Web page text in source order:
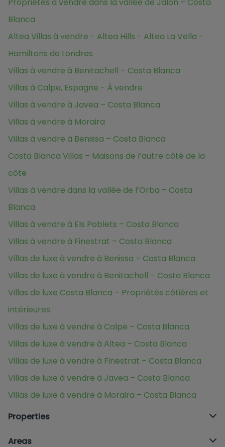
Blanca
Altea Villas à vendre - Altea Hills - Altea La Vella -
Hamiltons de Londres
Villas à vendre à Benitachell – Costa Blanca
Villas à Calpe, Espagne - À vendre
Villas à vendre à Javea – Costa Blanca
Villas à vendre à Moraira
Villas à vendre à Benissa – Costa Blanca
Costa Blanca Villas – Maisons de l’autre côté de la
côte
Villas à vendre dans la vallée de l’Orba – Costa
Blanca
Villas à vendre à Els Poblets – Costa Blanca
Villas à vendre à Finestrat – Costa Blanca
Villas de luxe à vendre à Benissa – Costa Blanca
Villas de luxe à vendre à Benitachell – Costa Blanca
Villas de luxe Costa Blanca – Propriétés côtières et
intérieures
Villas de luxe à vendre à Calpe – Costa Blanca
Villas de luxe à vendre à Altea – Costa Blanca
Villas de luxe à vendre à Finestrat – Costa Blanca
Villas de luxe à vendre à Javea – Costa Blanca
Villas de luxe à vendre à Moraira – Costa Blanca
Properties
Areas